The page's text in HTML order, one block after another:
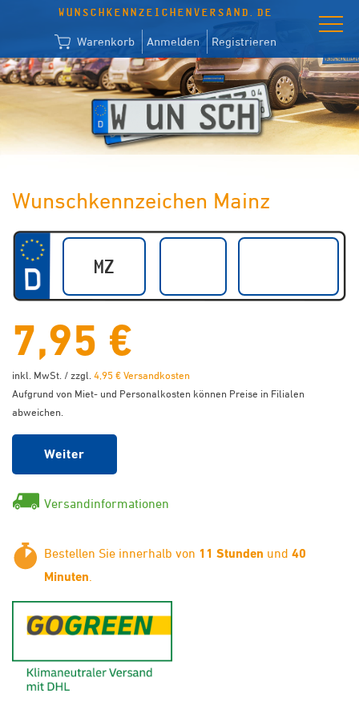
WUNSCHKENNZEICHENVERSAND.DE
Warenkorb Anmelden Registrieren
Wunschkennzeichen Mainz
7,95 €
inkl. MwSt. / zzgl. 4,95 € Versandkosten
Aufgrund von Miet- und Personalkosten können Preise in Filialen
abweichen.
Weiter
Versandinformationen
Bestellen Sie innerhalb von 11 Stunden und 40
Minuten